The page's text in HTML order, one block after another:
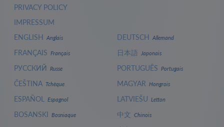
PRIVACY POLICY
IMPRESSUM
ENGLISH Anglais
FRANÇAIS Français
РУССКИЙ Russe
ČEŠTINA Tchèque
ESPAÑOL Espagnol
BOSANSKI Bosniaque
DEUTSCH Allemand
日本語 Japonais
PORTUGUÊS Portugais
MAGYAR Hongrois
LATVIEŠU Letton
中文 Chinois